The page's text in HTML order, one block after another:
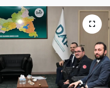
ve Fikstür